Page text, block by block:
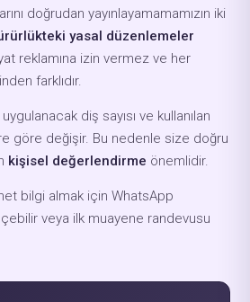
doğrudan yayınlayamamamızın iki
yasal düzenlemeler
reklamına izin vermez ve her
farklıdır.
diş sayısı ve kullanılan
göre değişir. Bu nedenle size doğru
kişisel değerlendirme önemlidir.
bilgi almak için WhatsApp
veya ilk muayene randevusu